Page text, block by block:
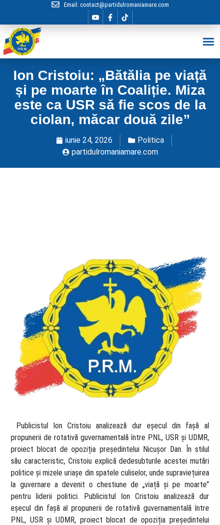
Email: contact@partidulromaniamare.com
Ion Cristoiu: „Bătălia pe viață
și pe moarte în Coaliție. Miza
este ca USR să fie scos de la
ciolan, măcar două zile”
iunie 24, 2026
Politica
partidulromaniamare.com
​ Publicistul Ion Cristoiu analizează dur eșecul din fașă al
propunerii de rotativă guvernamentală între PNL, USR și UDMR,
proiect blocat de opoziția președintelui Nicușor Dan. În stilul
său caracteristic, Cristoiu explică dedesubturile acestei mutări
politice și mizele uriașe din spatele culiselor, unde supraviețuirea
la guvernare a devenit o chestiune de „viață și pe moarte”
pentru liderii politici. Publicistul Ion Cristoiu analizează dur
eșecul din fașă al propunerii de rotativă guvernamentală între
PNL, USR și UDMR, proiect blocat de opoziția președintelui